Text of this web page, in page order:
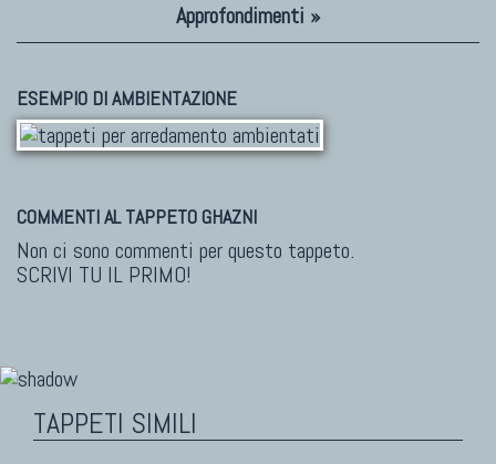
Approfondimenti »
ESEMPIO DI AMBIENTAZIONE
COMMENTI AL TAPPETO GHAZNI
Non ci sono commenti per questo tappeto.
SCRIVI TU IL PRIMO!
TAPPETI SIMILI